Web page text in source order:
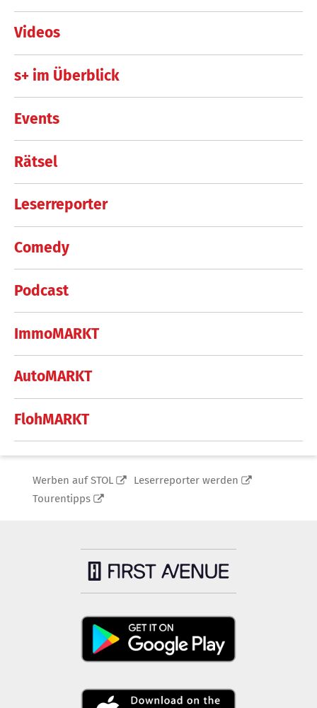
Videos
s+ im Überblick
Events
Rätsel
Leserreporter
Comedy
Podcast
ImmoMARKT
AutoMARKT
FlohMARKT
Werben auf STOL
Leserreporter werden
Tourentipps